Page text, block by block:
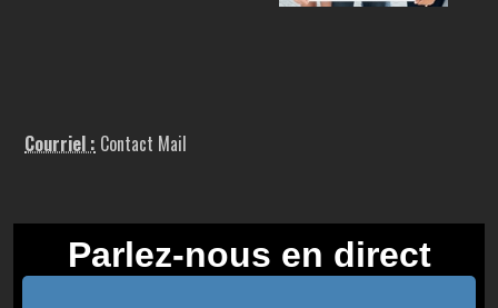
Courriel : Contact Mail